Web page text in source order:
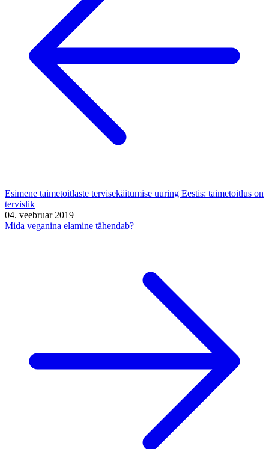
Esimene taimetoitlaste tervisekäitumise uuring Eestis: taimetoitlus on
tervislik
04. veebruar 2019
Mida veganina elamine tähendab?